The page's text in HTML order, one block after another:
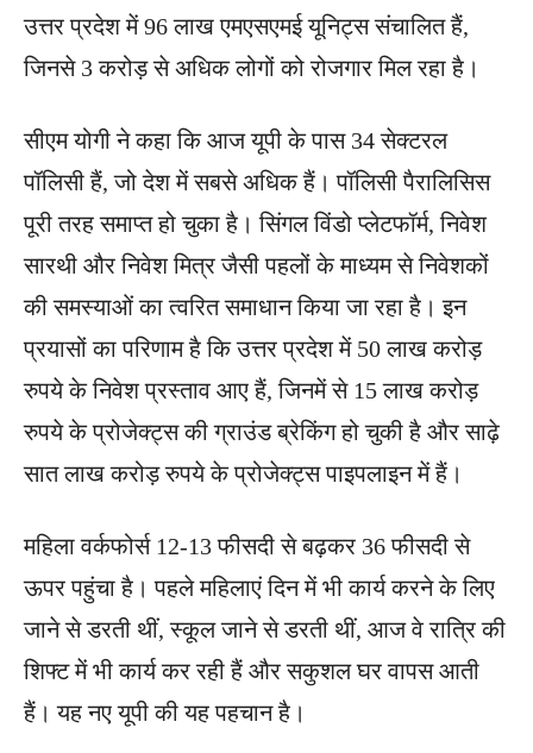
उत्तर प्रदेश में 96 लाख एमएसएमई यूनिट्स संचालित हैं,
जिनसे 3 करोड़ से अधिक लोगों को रोजगार मिल रहा है।
सीएम योगी ने कहा कि आज यूपी के पास 34 सेक्टरल
पॉलिसी हैं, जो देश में सबसे अधिक हैं। पॉलिसी पैरालिसिस
पूरी तरह समाप्त हो चुका है। सिंगल विंडो प्लेटफॉर्म, निवेश
सारथी और निवेश मित्र जैसी पहलों के माध्यम से निवेशकों
की समस्याओं का त्वरित समाधान किया जा रहा है। इन
प्रयासों का परिणाम है कि उत्तर प्रदेश में 50 लाख करोड़
रुपये के निवेश प्रस्ताव आए हैं, जिनमें से 15 लाख करोड़
रुपये के प्रोजेक्ट्स की ग्राउंड ब्रेकिंग हो चुकी है और साढ़े
सात लाख करोड़ रुपये के प्रोजेक्ट्स पाइपलाइन में हैं।
महिला वर्कफोर्स 12-13 फीसदी से बढ़कर 36 फीसदी से
ऊपर पहुंचा है। पहले महिलाएं दिन में भी कार्य करने के लिए
जाने से डरती थीं, स्कूल जाने से डरती थीं, आज वे रात्रि की
शिफ्ट में भी कार्य कर रही हैं और सकुशल घर वापस आती
हैं। यह नए यूपी की यह पहचान है।